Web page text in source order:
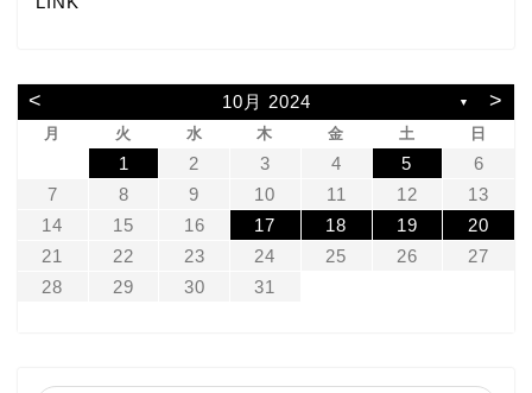
< 10月 2024 ▼ >
月 火 水 木 金 土 日
1 2 3 4 5
6
7
8 9 10 11 12
13
14
15 16 17 18 19
20
21
22 23 24 25 26
27
28
29 30 31